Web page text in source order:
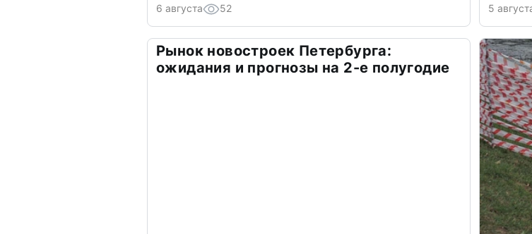
6 августа 52 5
Рынок новостроек Петербурга:
ожидания и прогнозы на 2-е полугодие